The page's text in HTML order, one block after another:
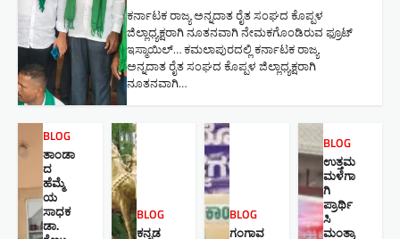
ಕರ್ನಾಟಕ ರಾಜ್ಯ ಅನ್ನದಾತ ರೈತ ಸಂಘದ ಕೊಪ್ಪಳ
ಜಿಲ್ಲಾಧ್ಯಕ್ಷರಾಗಿ ನೂತನವಾಗಿ ನೇಮಕಗೊಂಡಿರುವ ಫ್ರೂಟ್
ಇಸ್ಮಾಯಿಲ್… ಕಮಲಾಪುರದಲ್ಲಿ ಕರ್ನಾಟಕ ರಾಜ್ಯ
ಅನ್ನದಾತ ರೈತ ಸಂಘದ ಕೊಪ್ಪಳ ಜಿಲ್ಲಾಧ್ಯಕ್ಷರಾಗಿ
ನೂತನವಾಗಿ…
BLOG
ತಾಂಡಾ
ದ
ಹೆಮ್ಮೆ
ಯ
ಸಾಧಕ
ಡಾ.
BLOG
ಕನ್ನಡ
BLOG
ಗಂಗಾವ
BLOG
ಉತ್ತಮ
ಮಳೆಗಾ
ಗಿ
ಪ್ರಾರ್ಥಿ
ಸಿ
ಮಂತ್ರಾ